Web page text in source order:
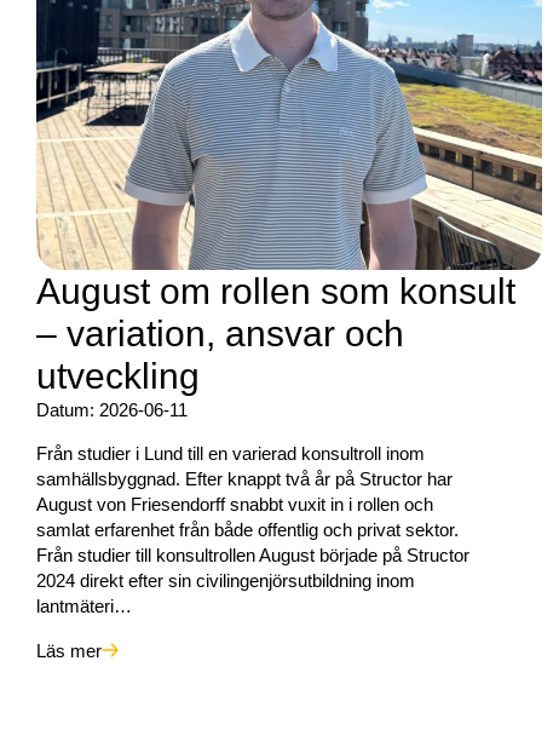
August om rollen som konsult
– variation, ansvar och
utveckling
Datum: 2026-06-11
Från studier i Lund till en varierad konsultroll inom
samhällsbyggnad. Efter knappt två år på Structor har
August von Friesendorff snabbt vuxit in i rollen och
samlat erfarenhet från både offentlig och privat sektor.
Från studier till konsultrollen August började på Structor
2024 direkt efter sin civilingenjörsutbildning inom
lantmäteri…
Läs mer